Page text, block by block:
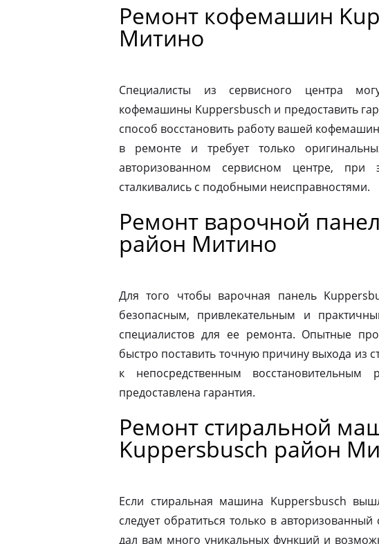
Ремонт кофемашин
Митино
Специалисты из сервисного центра
кофемашины Kuppersbusch и предоставить
способ восстановить работу вашей
в ремонте и требует только
авторизованном сервисном центре, при
сталкивались с подобными неисправностями.
Ремонт варочной
район Митино
Для того чтобы варочная панель
безопасным, привлекательным и
специалистов для ее ремонта. Опытные
быстро поставить точную причину выхода из
к непосредственным
предоставлена гарантия.
Ремонт стиральной
Kuppersbusch район
Если стиральная машина Kuppersbusch
следует обратиться только в
дал вам много уникальных функций и